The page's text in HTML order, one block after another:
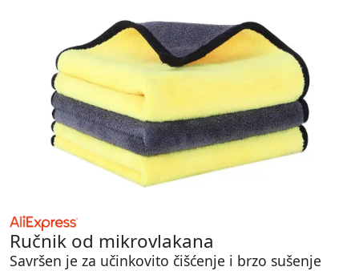
Ručnik od mikrovlakana
Savršen je za učinkovito čišćenje i brzo sušenje